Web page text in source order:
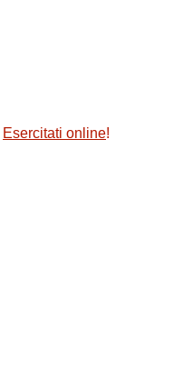
Esercitati online!